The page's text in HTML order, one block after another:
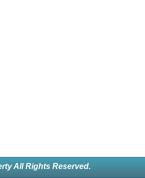
All Rights Reserved.